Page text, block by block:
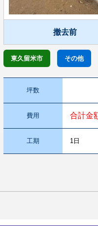
撤去前
東久留米市 その他
坪数
費用 合計金
工期 1日